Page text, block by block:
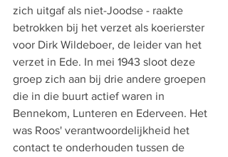
zich uitgaf als niet-Joodse - raakte
betrokken bij het verzet als koerierster
voor Dirk Wildeboer, de leider van het
verzet in Ede. In mei 1943 sloot deze
groep zich aan bij drie andere groepen
die in die buurt actief waren in
Bennekom, Lunteren en Ederveen. Het
was Roos' verantwoordelijkheid het
contact te onderhouden tussen de